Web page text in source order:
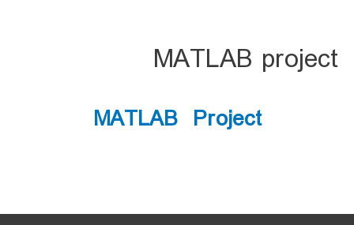
MATLAB project
MATLAB Project